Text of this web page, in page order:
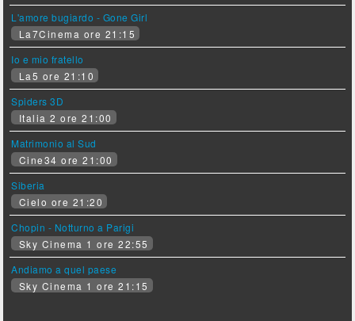
L'amore bugiardo - Gone Girl
La7Cinema ore 21:15
Io e mio fratello
La5 ore 21:10
Spiders 3D
Italia 2 ore 21:00
Matrimonio al Sud
Cine34 ore 21:00
Siberia
Cielo ore 21:20
Chopin - Notturno a Parigi
Sky Cinema 1 ore 22:55
Andiamo a quel paese
Sky Cinema 1 ore 21:15